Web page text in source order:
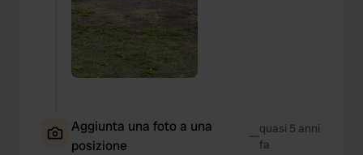
Aggiunta una foto a una
posizione
—quasi 5 anni
fa